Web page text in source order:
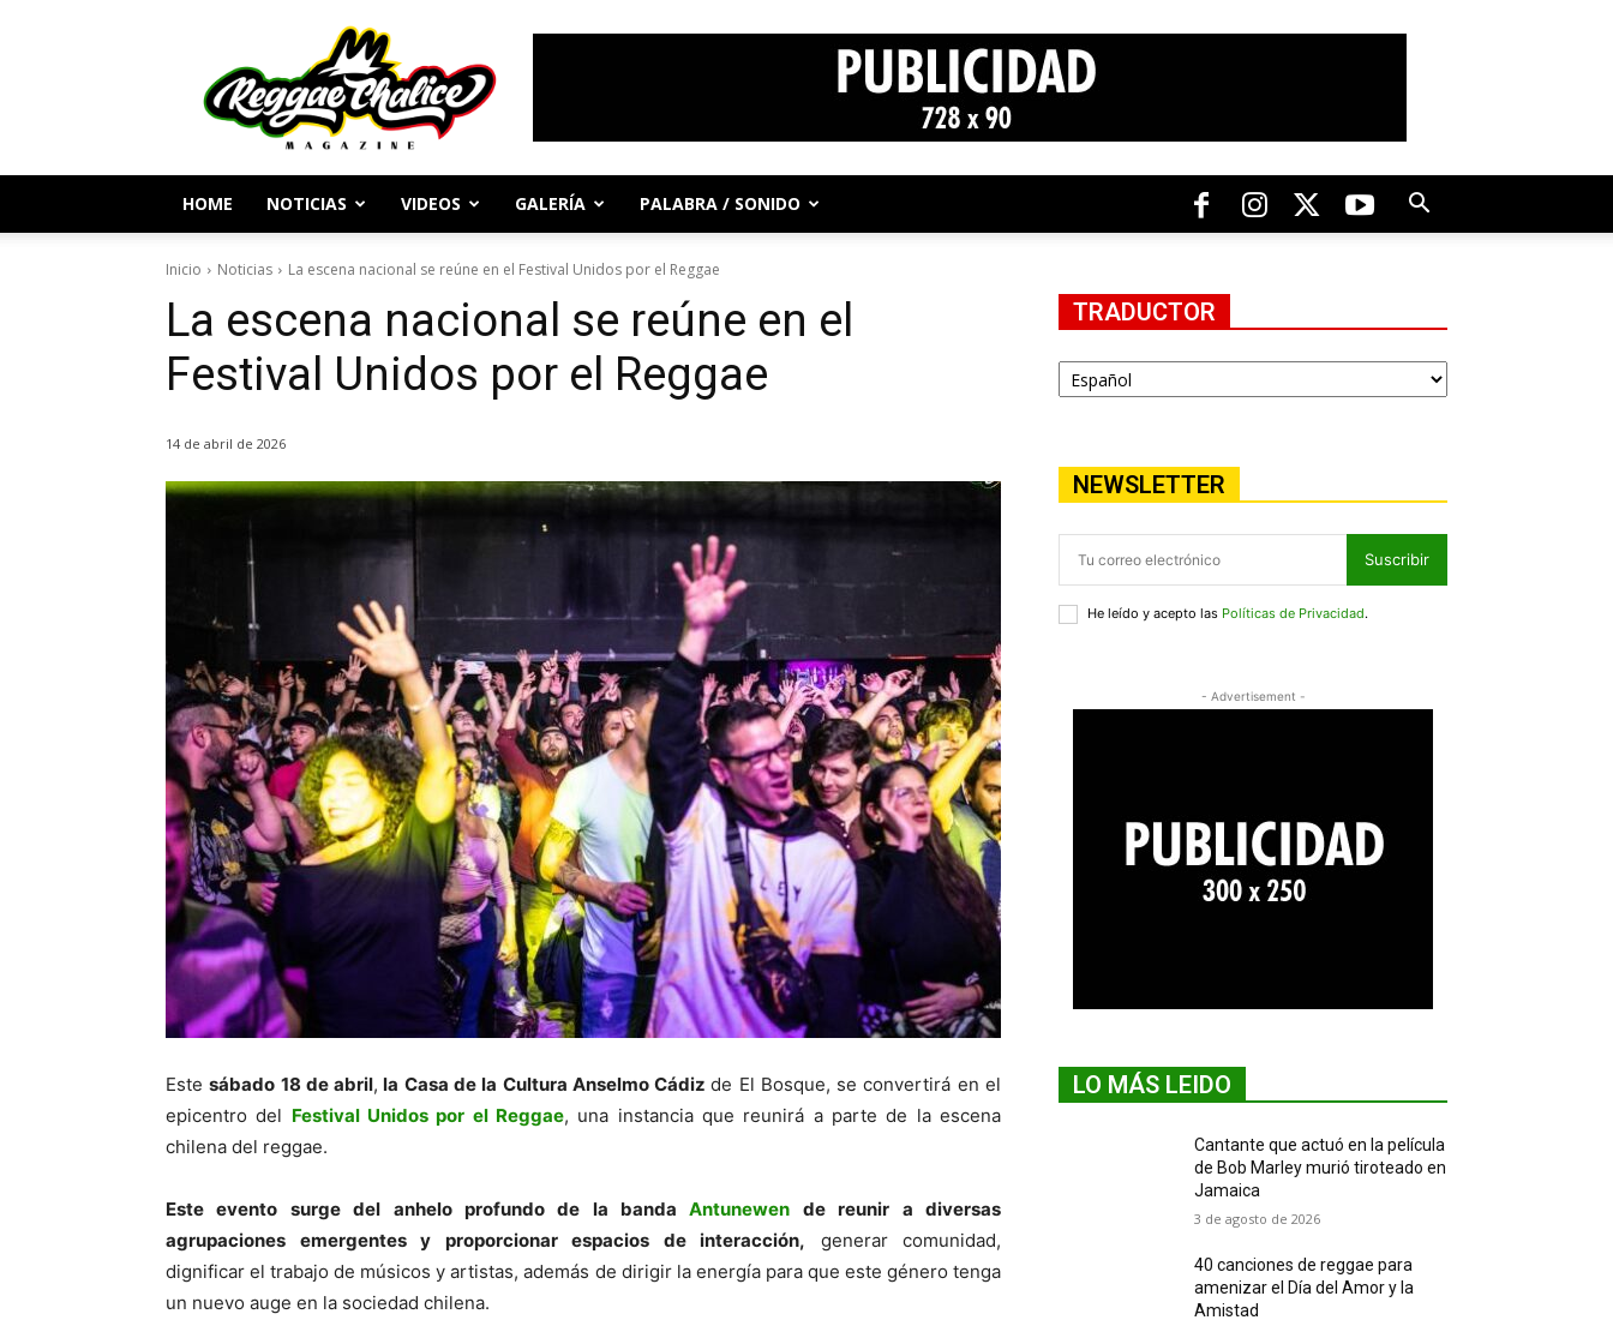
Periodismo
y
Cultura
Reggae
HOME NOTICIAS VIDEOS GALERÍA PALABRA / SONIDO
Inicio Noticias La escena nacional se reúne en el Festival Unidos por el Reggae
La escena nacional se reúne en el
Festival Unidos por el Reggae
14 de abril de 2026
Estesábado 18 de abril, la Casa de la Cultura Anselmo Cádizde El Bosque, se convertirá en el
epicentro del Festival Unidos por el Reggae, una instancia que reunirá a parte de la escena
chilena del reggae.
Este evento surge del anhelo profundo de la bandaAntunewen de reunir a diversas
agrupaciones emergentes y proporcionar espacios de interacción, generar comunidad,
dignificar el trabajo de músicos y artistas, además de dirigir la energía para que este género tenga
un nuevo auge en la sociedad chilena.
TRADUCTOR
NEWSLETTER
Suscribir
He leído y acepto las Políticas de Privacidad.
- Advertisement -
LO MÁS LEIDO
Cantante que actuó en la película
de Bob Marley murió tiroteado en
Jamaica
3 de agosto de 2026
40 canciones de reggae para
amenizar el Día del Amor y la
Amistad